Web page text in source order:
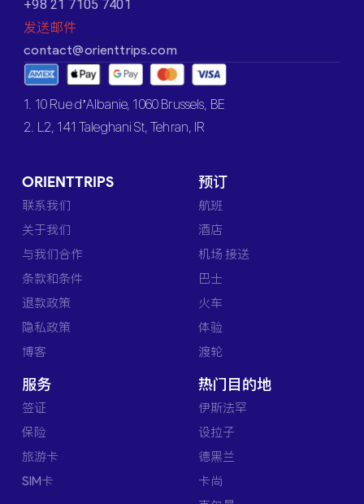
+98 21 7105 7401
发送邮件
contact@orienttrips.com
1. 10 Rue d’Albanie, 1060 Brussels, BE
2. L2, 141 Taleghani St, Tehran, IR
ORIENTTRIPS
联系我们
关于我们
与我们合作
条款和条件
退款政策
隐私政策
博客
预订
航班
酒店
机场 接送
巴士
火车
体验
渡轮
服务
签证
保险
旅游卡
SIM卡
热门目的地
伊斯法罕
设拉子
德黑兰
卡尚